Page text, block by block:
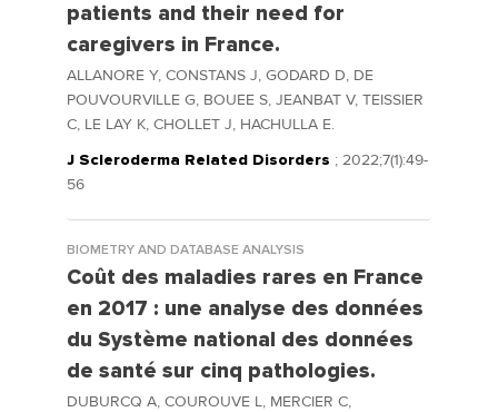
patients and their need for
caregivers in France.
ALLANORE Y, CONSTANS J, GODARD D, DE
POUVOURVILLE G, BOUEE S, JEANBAT V, TEISSIER
C, LE LAY K, CHOLLET J, HACHULLA E.
J Scleroderma Related Disorders ; 2022;7(1):49-
56
BIOMETRY AND DATABASE ANALYSIS
Coût des maladies rares en France
en 2017 : une analyse des données
du Système national des données
de santé sur cinq pathologies.
DUBURCQ A, COUROUVE L, MERCIER C,